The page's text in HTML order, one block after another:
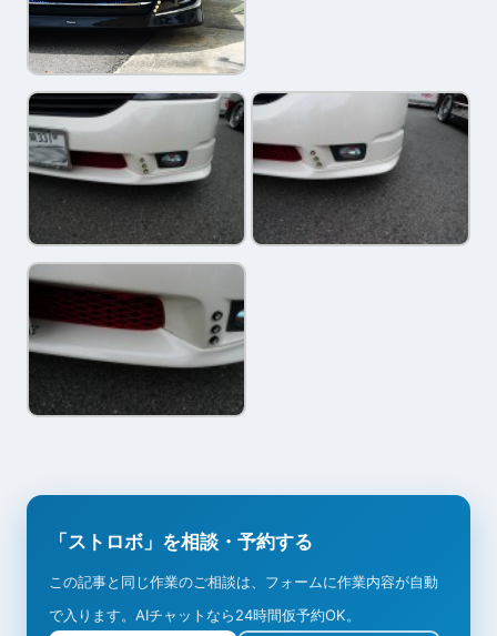
「ストロボ」を相談・予約する
この記事と同じ作業のご相談は、フォームに作業内容が自動
で入ります。AIチャットなら24時間仮予約OK。